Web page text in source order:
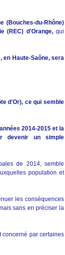
(Bouches-du-Rhône)
(REC) d'Orange, qui
en Haute-Saône, sera
d'Or), ce qui semble
2014-2015 et la
devenir un simple
de 2014, semble
population et
les conséquences
sans en préciser la
concerné par certaines